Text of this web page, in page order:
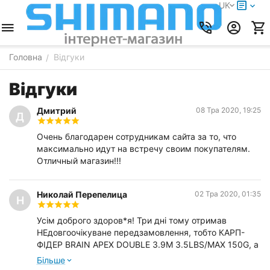
UK
Головна / Відгуки
Відгуки
Д Дмитрий 08 Тра 2020, 19:25
Очень благодарен сотрудникам сайта за то, что
максимально идут на встречу своим покупателям.
Отличный магазин!!!
Н Николай Перепелица 02 Тра 2020, 01:35
Усім доброго здоров*я! Три дні тому отримав
НЕдовгоочікуване передзамовлення, тобто КАРП-
ФІДЕР BRAIN APEX DOUBLE 3.9M 3.5LBS/MAX 150G, а
чому "НЕдовгоочікуване", та тому, що чекав усього
Бiльше